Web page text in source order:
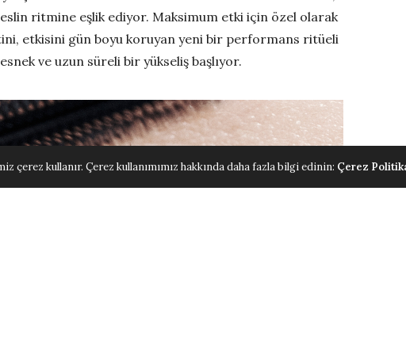
ritmine eşlik ediyor. Maksimum etki için özel olarak
etkisini gün boyu koruyan yeni bir performans ritüeli
ve uzun süreli bir yükseliş başlıyor.
çerez kullanır. Çerez kullanımımız hakkında daha fazla bilgi edinin: Çerez